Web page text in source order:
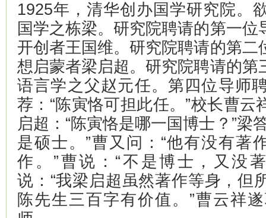
1925年，清华创办国学研究院。
国学之栋梁。研究院聘请的第一位
开创者王国维。研究院聘请的第二
想启蒙者梁启超。研究院聘请的第
语言学之父赵元任。第四位导师
荐：“陈寅恪可担此任。”校长曹云
启超：“陈寅恪是哪一国博士？”梁
是硕士。”曹又问：“他有没有著
作。”曹说：“不是博士，又没
说：“我梁启超虽然著作等身，但
陈先生三百字有价值。”曹云祥